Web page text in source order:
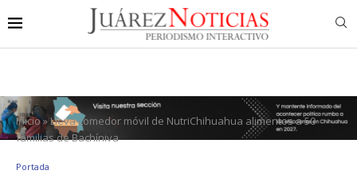
Inicio»Lleva comedor móvil de NutriChihuahua alimentos a 50
familias de Bachíniva
Portada